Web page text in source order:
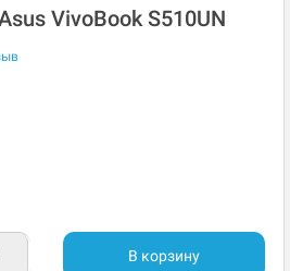
VivoBook S510UN
В корзину